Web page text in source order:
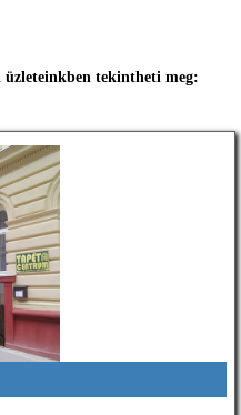
üzleteinkben tekintheti meg: